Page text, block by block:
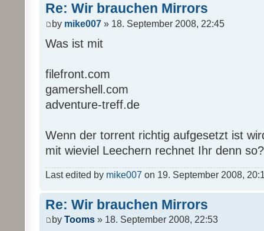
Re: Wir brauchen Mirrors
by mike007 » 18. September 2008, 22:45
Was ist mit
filefront.com
gamershell.com
adventure-treff.de
Wenn der torrent richtig aufgesetzt ist
mit wieviel Leechern rechnet Ihr denn so?
Last edited by mike007 on 19. September 2008,
Re: Wir brauchen Mirrors
by Tooms » 18. September 2008, 22:53